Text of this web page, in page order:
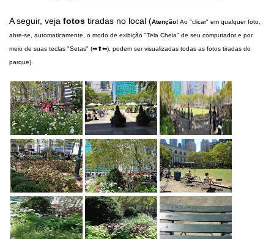
A seguir, veja fotos tiradas no local (Atenção! Ao "clicar" em qualquer foto,
abre-se, automaticamente, o modo de exibição "Tela Cheia" de seu computador e por
meio de suas teclas "Setas" (➡⬆⬅), podem ser visualizadas todas as fotos tiradas do
parque).